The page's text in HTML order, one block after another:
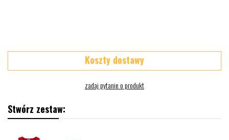
Koszty dostawy
Stwórz zestaw: